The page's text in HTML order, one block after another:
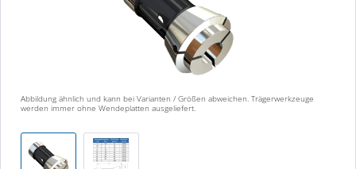
Abbildung ähnlich und kann bei Varianten / Größen abweichen. Trägerwerkzeuge
werden immer ohne Wendeplatten ausgeliefert.